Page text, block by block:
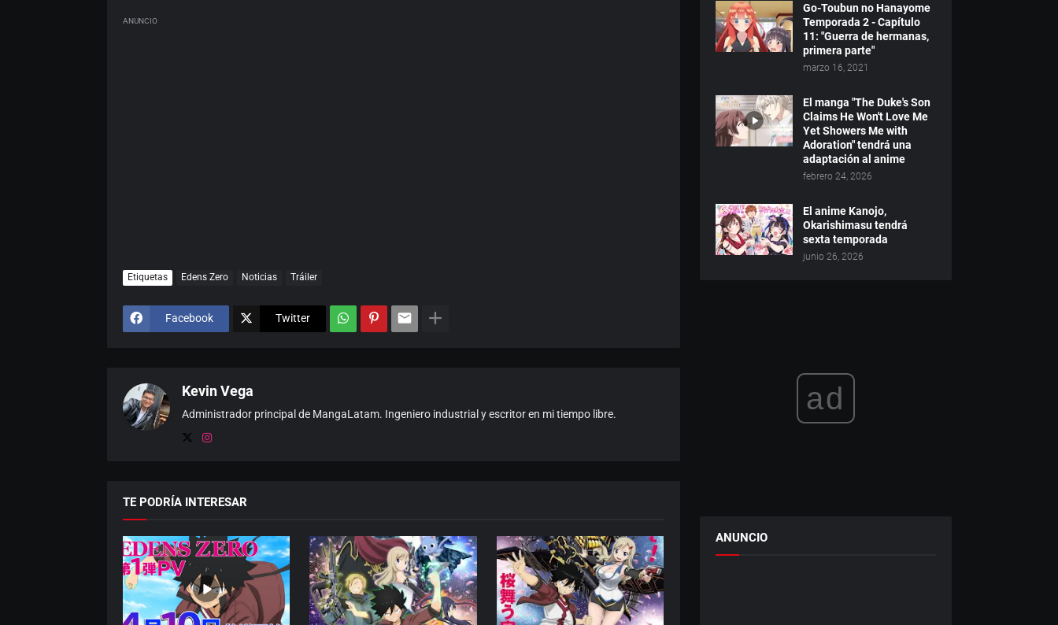
ANUNCIO
Etiquetas Edens Zero Noticias Tráiler
Facebook Twitter
Kevin Vega
Administrador principal de MangaLatam. Ingeniero industrial y escritor en mi tiempo libre.
TE PODRÍA INTERESAR
Go-Toubun no Hanayome
Temporada 2 - Capítulo
11: "Guerra de hermanas,
primera parte"
marzo 16, 2021
El manga "The Duke's Son
Claims He Won't Love Me
Yet Showers Me with
Adoration" tendrá una
adaptación al anime
febrero 24, 2026
El anime Kanojo,
Okarishimasu tendrá
sexta temporada
junio 26, 2026
ad
ANUNCIO